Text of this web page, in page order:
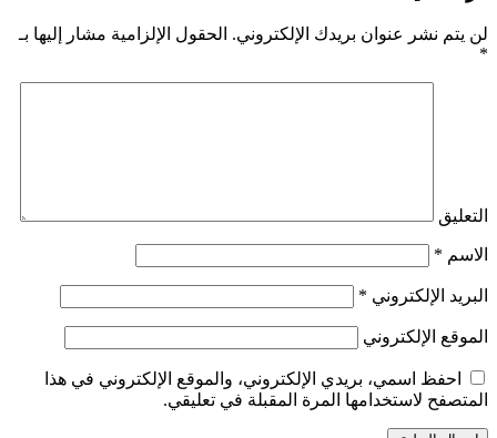
لن يتم نشر عنوان بريدك الإلكتروني. الحقول الإلزامية مشار إليها بـ
*
التعليق
الاسم *
البريد الإلكتروني *
الموقع الإلكتروني
احفظ اسمي، بريدي الإلكتروني، والموقع الإلكتروني في هذا
المتصفح لاستخدامها المرة المقبلة في تعليقي.